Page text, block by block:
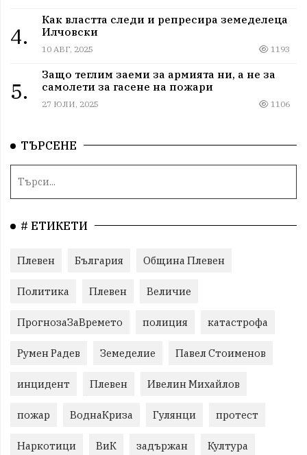
4.
Как властта следи и репресира земеделеца
Илчовски
10 АВГ, 2025 1193
5.
Защо теглим заеми за армията ни, а не за
самолети за гасене на пожари
27 ЮЛИ, 2025 1106
ТЪРСЕНЕ
# ЕТИКЕТИ
Плевен България Община Плевен
Политика Плевен Величие
ПрогнозаЗаВремето полиция катастрофа
Румен Радев Земеделие Павел Стоименов
инцидент Плевен Ивелин Михайлов
пожар ВоднаКриза Гулянци протест
Наркотици ВиК задържан Култура